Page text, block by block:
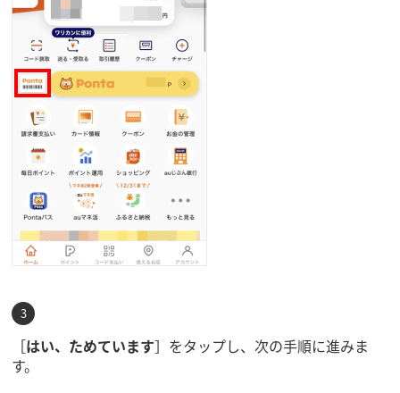
［はい、ためています］をタップし、次の手順に進みま
す。